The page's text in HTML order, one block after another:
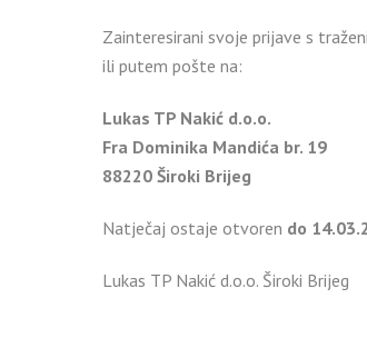
Zainteresirani svoje prijave s
ili putem pošte na:
Lukas TP Nakić d.o.o.
Fra Dominika Mandića br. 19
88220 Široki Brijeg
Natječaj ostaje otvoren do
Lukas TP Nakić d.o.o. Široki Brijeg